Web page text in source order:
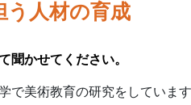
う人材の育成
かせてください。
で美術教育の研究をしていま